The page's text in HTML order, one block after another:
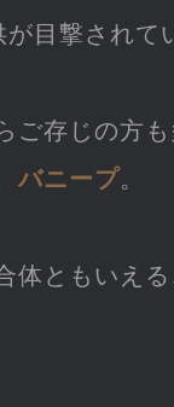
目撃されて
ご存じの方
バニープ。
体ともいえ